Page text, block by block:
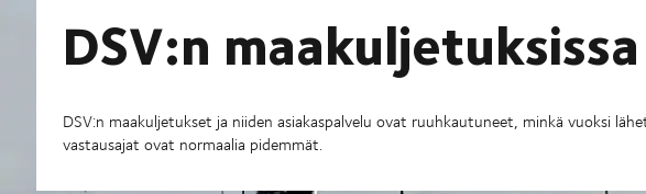
DSV:n
DSV:n maakuljetukset ja niiden asiakaspalvelu ovat ruuhkautuneet, minkä vuoksi
vastausajat ovat normaalia pidemmät.